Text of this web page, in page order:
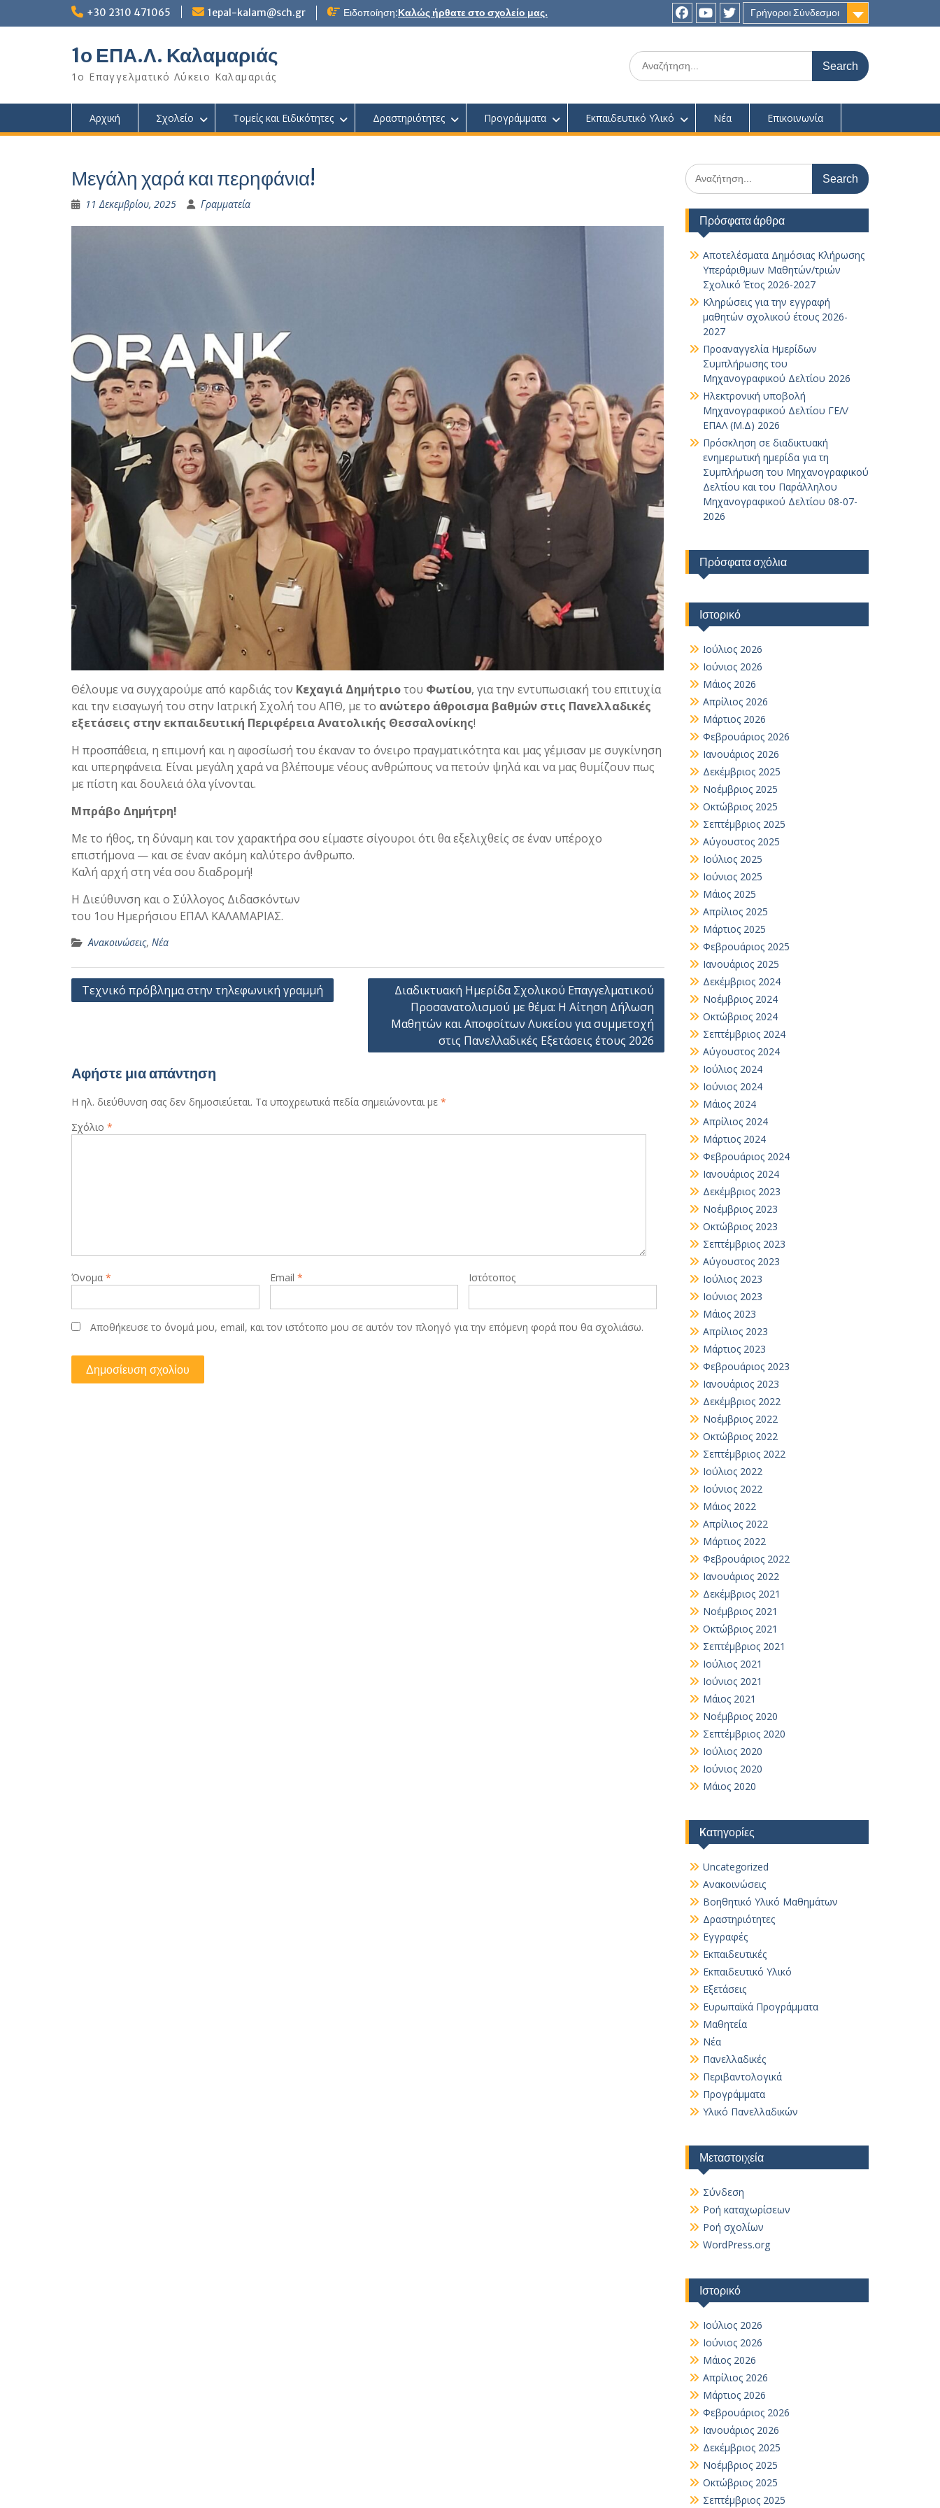
+30 2310 471065 1epal-kalam@sch.gr Ειδοποίηση:Καλώς ήρθατε στο σχολείο μας.
Γρήγοροι Σύνδεσμοι
Facebookyoutubetwitter
1ο ΕΠΑ.Λ. Καλαμαριάς
1ο Επαγγελματικό Λύκειο Καλαμαριάς
Search
for:
Αρχική Σχολείο Τομείς και Ειδικότητες Δραστηριότητες Προγράμματα Εκπαιδευτικό Υλικό Νέα Επικοινωνία
Μεγάλη χαρά και περηφάνια!
11 Δεκεμβρίου, 2025 Γραμματεία
Θέλουμε να συγχαρούμε από καρδιάς τον Κεχαγιά Δημήτριοτου Φωτίου, για την εντυπωσιακή του επιτυχία
και την εισαγωγή του στην Ιατρική Σχολή του ΑΠΘ, με το ανώτερο άθροισμα βαθμών στις Πανελλαδικές
εξετάσεις στην εκπαιδευτική Περιφέρεια Ανατολικής Θεσσαλονίκης!
Η προσπάθεια, η επιμονή και η αφοσίωσή του έκαναν το όνειρο πραγματικότητα και μας γέμισαν με συγκίνηση
και υπερηφάνεια. Είναι μεγάλη χαρά να βλέπουμε νέους ανθρώπους να πετούν ψηλά και να μας θυμίζουν πως
με πίστη και δουλειά όλα γίνονται.
Μπράβο Δημήτρη!
Με το ήθος, τη δύναμη και τον χαρακτήρα σου είμαστε σίγουροι ότι θα εξελιχθείς σε έναν υπέροχο
επιστήμονα — και σε έναν ακόμη καλύτερο άνθρωπο.
Καλή αρχή στη νέα σου διαδρομή!
Η Διεύθυνση και ο Σύλλογος Διδασκόντων
του 1ου Ημερήσιου ΕΠΑΛ ΚΑΛΑΜΑΡΙΑΣ.
Ανακοινώσεις, Νέα
Πλοήγηση
Τεχνικό πρόβλημα στην τηλεφωνική γραμμή
Διαδικτυακή Ημερίδα Σχολικού Επαγγελματικού
Προσανατολισμού με θέμα: Η Αίτηση Δήλωση
Μαθητών και Αποφοίτων Λυκείου για συμμετοχή
στις Πανελλαδικές Εξετάσεις έτους 2026
Αφήστε μια απάντηση
Η ηλ. διεύθυνση σας δεν δημοσιεύεται. Τα υποχρεωτικά πεδία σημειώνονται με *
Σχόλιο *
Όνομα * Email * Ιστότοπος
Αποθήκευσε το όνομά μου, email, και τον ιστότοπο μου σε αυτόν τον πλοηγό για την επόμενη φορά που θα σχολιάσω.
Search
for:
Πρόσφατα άρθρα
Αποτελέσματα Δημόσιας Κλήρωσης
Υπεράριθμων Μαθητών/τριών
Σχολικό Έτος 2026-2027
Κληρώσεις για την εγγραφή
μαθητών σχολικού έτους 2026-
2027
Προαναγγελία Ημερίδων
Συμπλήρωσης του
Μηχανογραφικού Δελτίου 2026
Ηλεκτρονική υποβολή
Μηχανογραφικού Δελτίου ΓΕΛ/
ΕΠΑΛ (Μ.Δ) 2026
Πρόσκληση σε διαδικτυακή
ενημερωτική ημερίδα για τη
Συμπλήρωση του Μηχανογραφικού
Δελτίου και του Παράλληλου
Μηχανογραφικού Δελτίου 08-07-
2026
Πρόσφατα σχόλια
Ιστορικό
Ιούλιος 2026
Ιούνιος 2026
Μάιος 2026
Απρίλιος 2026
Μάρτιος 2026
Φεβρουάριος 2026
Ιανουάριος 2026
Δεκέμβριος 2025
Νοέμβριος 2025
Οκτώβριος 2025
Σεπτέμβριος 2025
Αύγουστος 2025
Ιούλιος 2025
Ιούνιος 2025
Μάιος 2025
Απρίλιος 2025
Μάρτιος 2025
Φεβρουάριος 2025
Ιανουάριος 2025
Δεκέμβριος 2024
Νοέμβριος 2024
Οκτώβριος 2024
Σεπτέμβριος 2024
Αύγουστος 2024
Ιούλιος 2024
Ιούνιος 2024
Μάιος 2024
Απρίλιος 2024
Μάρτιος 2024
Φεβρουάριος 2024
Ιανουάριος 2024
Δεκέμβριος 2023
Νοέμβριος 2023
Οκτώβριος 2023
Σεπτέμβριος 2023
Αύγουστος 2023
Ιούλιος 2023
Ιούνιος 2023
Μάιος 2023
Απρίλιος 2023
Μάρτιος 2023
Φεβρουάριος 2023
Ιανουάριος 2023
Δεκέμβριος 2022
Νοέμβριος 2022
Οκτώβριος 2022
Σεπτέμβριος 2022
Ιούλιος 2022
Ιούνιος 2022
Μάιος 2022
Απρίλιος 2022
Μάρτιος 2022
Φεβρουάριος 2022
Ιανουάριος 2022
Δεκέμβριος 2021
Νοέμβριος 2021
Οκτώβριος 2021
Σεπτέμβριος 2021
Ιούλιος 2021
Ιούνιος 2021
Μάιος 2021
Νοέμβριος 2020
Σεπτέμβριος 2020
Ιούλιος 2020
Ιούνιος 2020
Μάιος 2020
Kατηγορίες
Uncategorized
Ανακοινώσεις
Βοηθητικό Yλικό Mαθημάτων
Δραστηριότητες
Εγγραφές
Εκπαιδευτικές
Εκπαιδευτικό Υλικό
Εξετάσεις
Ευρωπαϊκά Προγράμματα
Μαθητεία
Νέα
Πανελλαδικές
Περιβαντολογικά
Προγράμματα
Υλικό Πανελλαδικών
Μεταστοιχεία
Σύνδεση
Ροή καταχωρίσεων
Ροή σχολίων
WordPress.org
Ιστορικό
Ιούλιος 2026
Ιούνιος 2026
Μάιος 2026
Απρίλιος 2026
Μάρτιος 2026
Φεβρουάριος 2026
Ιανουάριος 2026
Δεκέμβριος 2025
Νοέμβριος 2025
Οκτώβριος 2025
Σεπτέμβριος 2025